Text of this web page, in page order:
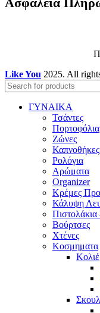
Like You 2025. All
ΓΥΝΑΙΚΑ
Τσάντες
Πορτοφόλια
Ζώνες
Καπνοθήκες
Ρολόγια
Αρώματα
Organizer
Κρέμες
Κάλυψη
Βούρτσες
Χτένες
Κοσμηματα
Κολιέ